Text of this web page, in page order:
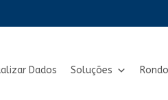
Dados Soluções